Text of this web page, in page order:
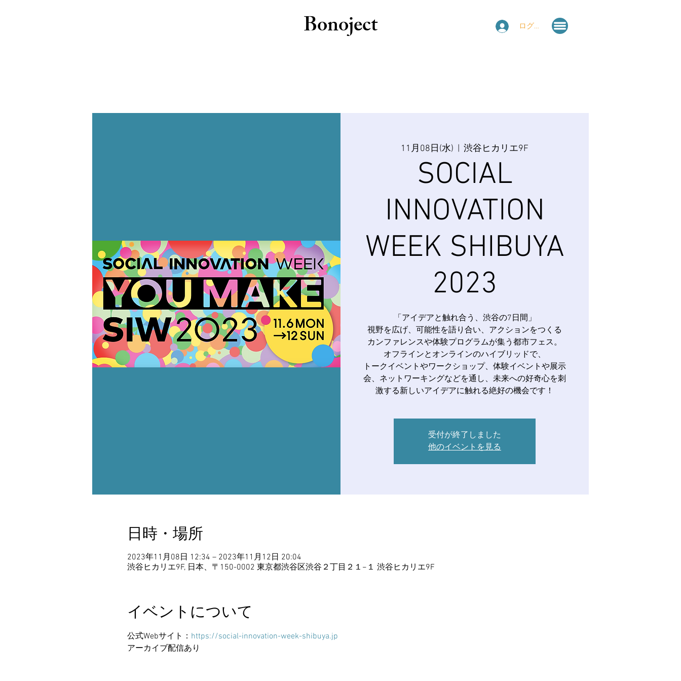
Bonoject ログイン
11月08日(水) 渋谷ヒカリエ9F
SOCIAL
INNOVATION
WEEK SHIBUYA
2023
「アイデアと触れ合う、渋谷の7日間」
視野を広げ、可能性を語り合い、アクションをつくる
カンファレンスや体験プログラムが集う都市フェス。
オフラインとオンラインのハイブリッドで、
トークイベントやワークショップ、体験イベントや展示
会、ネットワーキングなどを通し、未来への好奇心を刺
激する新しいアイデアに触れる絶好の機会です！
受付が終了しました
他のイベントを見る
日時・場所
2023年11月08日 12:34 – 2023年11月12日 20:04
渋谷ヒカリエ9F, 日本、〒150-0002 東京都渋谷区渋谷２丁目２１−１ 渋谷ヒカリエ9F
イベントについて
公式Webサイト： https://social-innovation-week-shibuya.jp
アーカイブ配信あり